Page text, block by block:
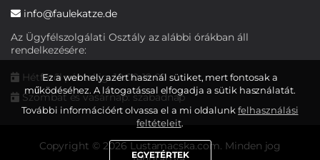
info@faulekatze.de
Az Ügyfélszolgálati Osztály az alábbi órákban áll
rendelkezésére:
Hétfőtől péntekig: 10:00-19:00
Szombat és vasárnap: szabadnap
Copyright © 2026 Lustamacska.com. Minden jog
Ez a webhely azért használ sütiket, mert fontosak a
működéséhez. A látogatással elfogadja a sütik használatát.
További információért olvassa el a mi oldalunkfelhasználási
feltételeit.
EGYETÉRTEK